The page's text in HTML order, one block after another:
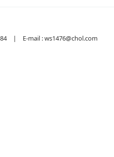
| E-mail : ws1476@chol.com